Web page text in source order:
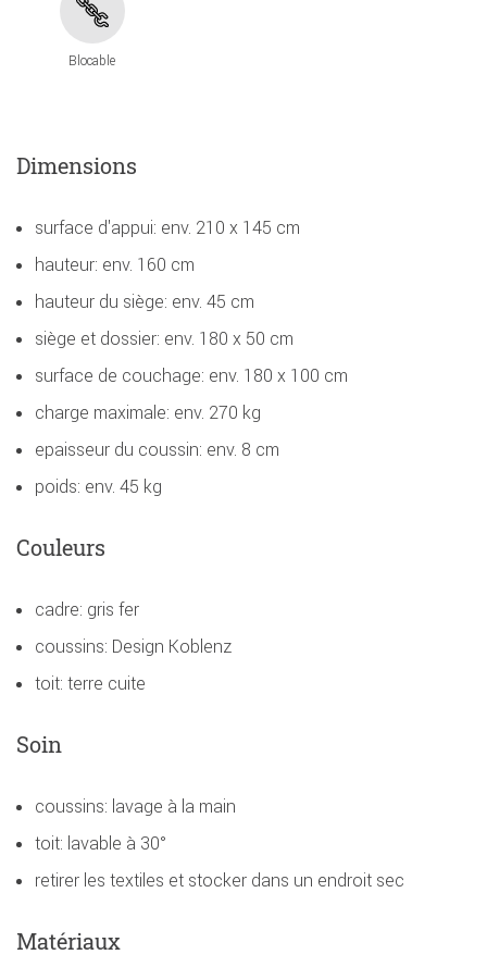
Blocable
Dimensions
surface d'appui: env. 210 x 145 cm
hauteur: env. 160 cm
hauteur du siège: env. 45 cm
siège et dossier: env. 180 x 50 cm
surface de couchage: env. 180 x 100 cm
charge maximale: env. 270 kg
epaisseur du coussin: env. 8 cm
poids: env. 45 kg
Couleurs
cadre: gris fer
coussins: Design Koblenz
toit: terre cuite
Soin
coussins: lavage à la main
toit: lavable à 30°
retirer les textiles et stocker dans un endroit sec
Matériaux